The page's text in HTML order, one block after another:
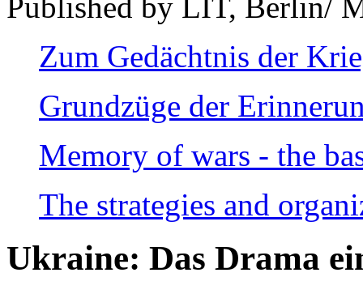
Zum Gedächtnis der
Grundzüge der
Memory of wars - the
The strategies and
Ukraine: Das Drama